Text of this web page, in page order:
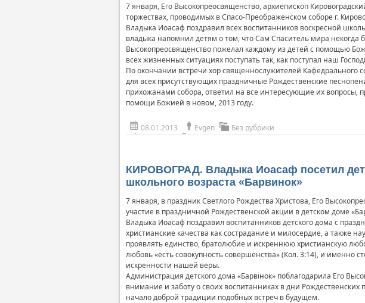
7 января, Его Высокопреосвященство, архиепископ
торжествах, проводимых в Спасо-Преображенском соборе г.
Владыка Иоасаф поздравил всех воспитанников воскресной
владыка напомнил детям о том, что Сам Спаситель мира некогда
Высокопреосвященство пожелал каждому из детей с помощью
всех жизненных ситуациях поступать так, как поступал наш
По окончании встречи хор священнослужителей Кафедрального
для всех присутствующих праздничные Рождественские
прихожанами собора, ответил на все интересующие их вопросы,
помощи Божией в новом, 2013 году.
08.01.2013 Evgen Без рубрики
КИРОВОГРАД. Владыка Иоасаф посетил
школьного возраста «Барвинок»
7 января, в праздник Светлого Рождества Христова, Его
участие в праздничной Рождественской акции в детском доме
Владыка Иоасаф поздравил воспитанников детского дома с
христианские качества как сострадание и милосердие, а также
проявлять единство, братолюбие и искреннюю христианскую
любовь «есть совокупность совершенства» (Кол. 3:14), и
искренности нашей веры.
Администрация детского дома «Барвінок» поблагодарила Его
внимание и заботу о своих воспитанниках в дни
начало доброй традиции подобных встреч в будущем.